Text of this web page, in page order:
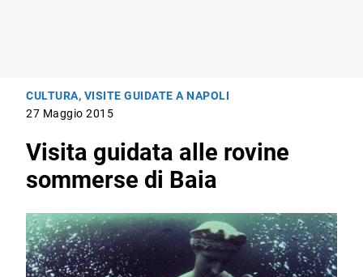
CULTURA, VISITE GUIDATE A NAPOLI
27 Maggio 2015
Visita guidata alle rovine
sommerse di Baia